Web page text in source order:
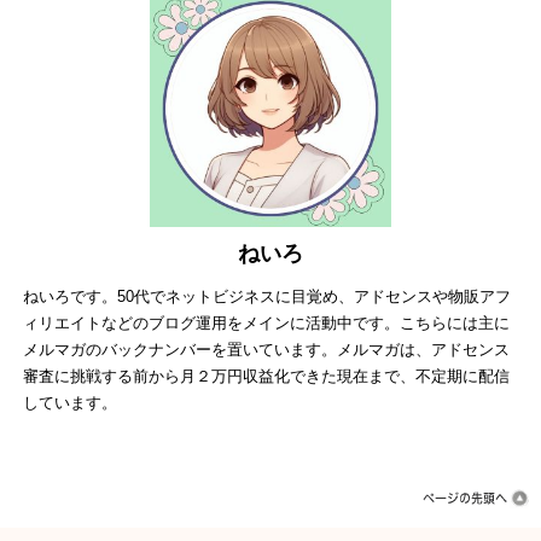
ねいろ
ねいろです。50代でネットビジネスに目覚め、アドセンスや物販アフ
ィリエイトなどのブログ運用をメインに活動中です。こちらには主に
メルマガのバックナンバーを置いています。メルマガは、アドセンス
審査に挑戦する前から月２万円収益化できた現在まで、不定期に配信
しています。